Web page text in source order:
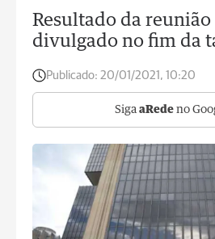
Resultado da reunião
divulgado no fim da
Publicado: 20/01/2021, 10:20
Siga aRede no